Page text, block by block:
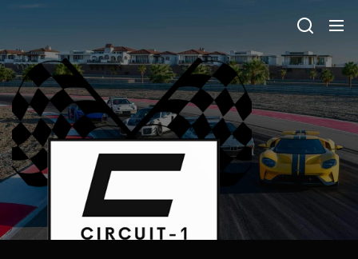
the
content
CIRCUIT-
1
avril 11, 2023